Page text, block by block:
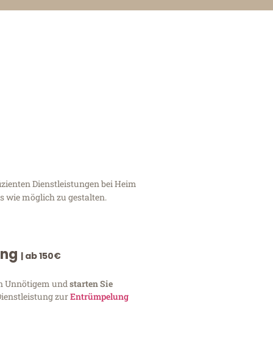
Dienstleistungen bei Heim
wie möglich zu gestalten.
| ab 150€
Unnötigem undstarten Sie
zurEntrümpelung